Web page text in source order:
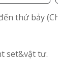
Áp Trần
thứ bảy
set&vật tư.